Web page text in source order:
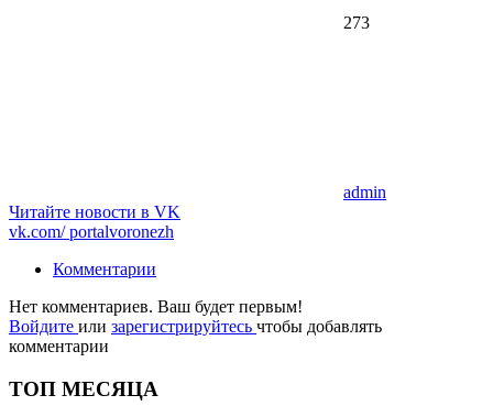
273
admin
Читайте новости в VK
vk.com/portalvoronezh
Комментарии
Нет комментариев. Ваш будет первым!
Войдите или зарегистрируйтесь чтобы добавлять
комментарии
ТОП МЕСЯЦА